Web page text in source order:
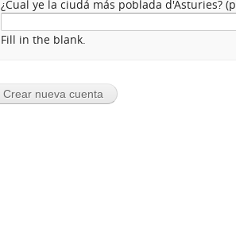
¿Cual ye la ciudá más poblada d'Asturies?
Fill in the blank.